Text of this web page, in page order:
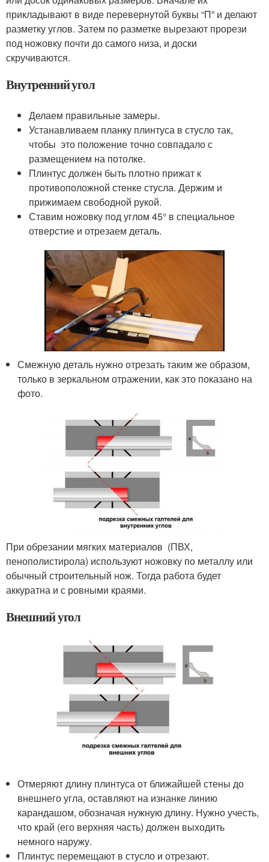
прикладывают в виде перевернутой буквы “П” и делают
разметку углов. Затем по разметке вырезают прорези
под ножовку почти до самого низа, и доски
скручиваются.
Внутренний угол
Делаем правильные замеры.
Устанавливаем планку плинтуса в стусло так,
чтобы это положение точно совпадало с
размещением на потолке.
Плинтус должен быть плотно прижат к
противоположной стенке стусла. Держим и
прижимаем свободной рукой.
Ставим ножовку под углом 45° в специальное
отверстие и отрезаем деталь.
Смежную деталь нужно отрезать таким же образом,
только в зеркальном отражении, как это показано на
фото.
При обрезании мягких материалов (ПВХ,
пенополистирола) используют ножовку по металлу или
обычный строительный нож. Тогда работа будет
аккуратна и с ровными краями.
Внешний угол
Отмеряют длину плинтуса от ближайшей стены до
внешнего угла, оставляют на изнанке линию
карандашом, обозначая нужную длину. Нужно учесть,
что край (его верхняя часть) должен выходить
немного наружу.
Плинтус перемещают в стусло и отрезают.